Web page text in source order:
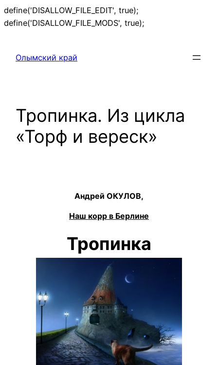
define('DISALLOW_FILE_EDIT', true);
define('DISALLOW_FILE_MODS', true);
Олымский край
Тропинка. Из цикла
«Торф и вереск»
Андрей ОКУЛОВ,
Наш корр в Берлине
Тропинка